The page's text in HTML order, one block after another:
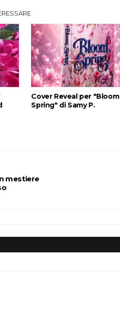
Cover Reveal per "Bloom
Spring" di Samy P.
mestiere